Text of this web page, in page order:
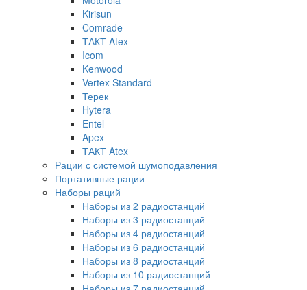
Kirisun
Comrade
ТАКТ Atex
Icom
Kenwood
Vertex Standard
Терек
Hytera
Entel
Apex
ТАКТ Atex
Рации с системой шумоподавления
Портативные рации
Наборы раций
Наборы из 2 радиостанций
Наборы из 3 радиостанций
Наборы из 4 радиостанций
Наборы из 6 радиостанций
Наборы из 8 радиостанций
Наборы из 10 радиостанций